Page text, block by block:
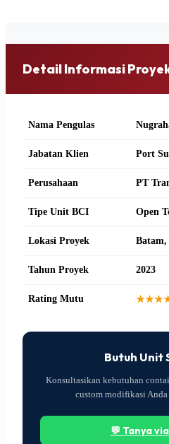
Detail Informasi
Nama Pengulas
Jabatan Klien Port
Perusahaan PT
Tipe Unit BCI Open
Lokasi Proyek
Tahun Proyek 2023
Rating Mutu
Butuh Unit
Konsultasikan kebutuhan
custom modifikasi Anda
💬 Tanya